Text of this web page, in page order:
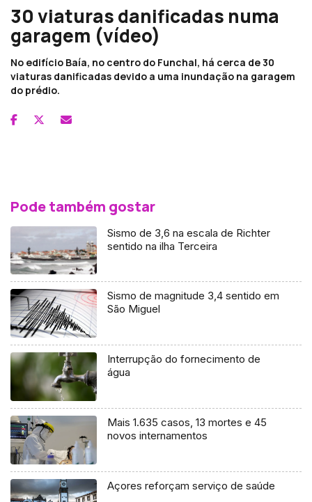
30 viaturas danificadas numa
garagem (vídeo)
No edifício Baía, no centro do Funchal, há cerca de 30
viaturas danificadas devido a uma inundação na garagem
do prédio.
Pode também gostar
Sismo de 3,6 na escala de Richter
sentido na ilha Terceira
Sismo de magnitude 3,4 sentido em
São Miguel
Interrupção do fornecimento de
água
Mais 1.635 casos, 13 mortes e 45
novos internamentos
Açores reforçam serviço de saúde